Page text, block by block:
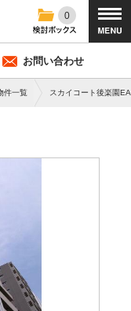
0
お問い合わせ
件一覧 スカイコート後楽園